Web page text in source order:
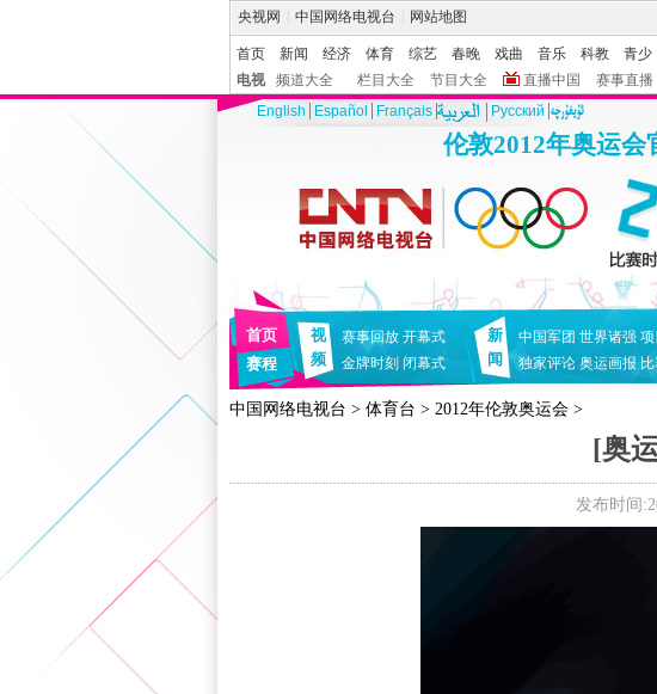
央视网 中国网络电视台 网站地图
首页 新闻 经济 体育 综艺 春晚 戏曲 音乐 科教 青少
电视
频道大全 栏目大全 节目大全 直播中国 赛事直播
English
Español Français Pусский
伦敦2012年奥运
首页
赛程
视
频
赛事回放 开幕式
金牌时刻 闭幕式
新
闻
中国军团 世界诸强 项
独家评论 奥运画报
中国网络电视台 > 体育台 > 2012年伦敦奥运会 >
[奥
发布时间